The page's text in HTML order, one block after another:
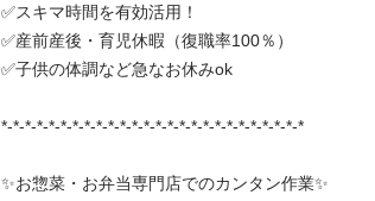
✅スキマ時間を有効活用！
✅産前産後・育児休暇（復職率100％）
✅子供の体調など急なお休みok
*-*-*-*-*-*-*-*-*-*-*-*-*-*-*-*-*-*-*-*-*-*-*-*-*-*
✨お惣菜・お弁当専門店でのカンタン作業✨